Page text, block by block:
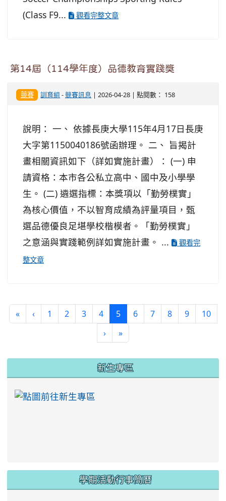
(Class F9...
觀看完整文章
第14屆（114學年度）品德教育實踐獎
競賽 訓育組 -競賽訊息 | 2026-04-28 | 點閱數： 158
說明： 一、 依據長庚大學115年4月17日長庚
大字第1150040186號函辦理。 二、 旨揭計
畫相關資訊如下（詳如實施計畫）： (一) 申
請資格：本市各公私立高中、國中及小學學
生。 (二) 遴選指標：本獎項以「勤勞樸實」
為核心價值，不以智育成績為評量項目，甄
選品德優良足堪學校楷模者。「勤勞樸實」
之意涵與實踐範例詳如實施計畫。 ...
觀看完
整文章
« ‹ 1 2 3 4 5(current)
6 7 8 9
10
›
»
新生專區
學期活動行事簡曆